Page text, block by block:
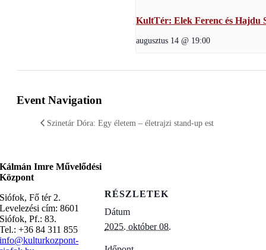
KultTér: Elek Ferenc és Hajdu
augusztus 14 @ 19:00
Event Navigation
Szinetár Dóra: Egy életem – életrajzi stand-up est
RÉSZLETEK
Dátum
2025. október 08.
Kálmán Imre Művelődési
Központ
Siófok, Fő tér 2.
Levelezési cím: 8601
Siófok, Pf.: 83.
Tel.: +36 84 311 855
info@kulturkozpont-